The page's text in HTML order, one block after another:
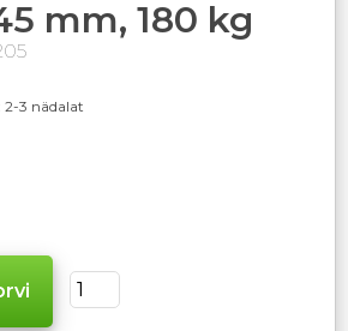
mm, 180 kg
2-3 nädalat